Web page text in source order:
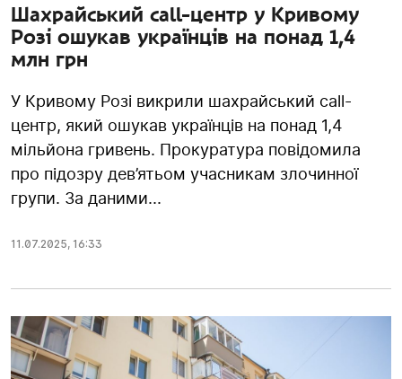
Шахрайський call-центр у Кривому
Розі ошукав українців на понад 1,4
млн грн
У Кривому Розі викрили шахрайський call-
центр, який ошукав українців на понад 1,4
мільйона гривень. Прокуратура повідомила
про підозру дев’ятьом учасникам злочинної
групи. За даними...
11.07.2025, 16:33